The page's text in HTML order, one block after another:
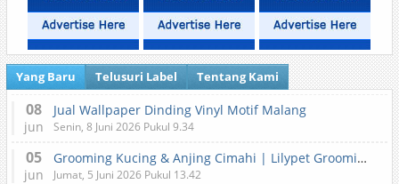
Yang Baru Telusuri Label Tentang Kami
08
jun
Jual Wallpaper Dinding Vinyl Motif Malang
Senin, 8 Juni 2026 Pukul 9.34
05
jun
Grooming Kucing & Anjing Cimahi | Lilypet Grooming & Pet Hotel
Jumat, 5 Juni 2026 Pukul 13.42